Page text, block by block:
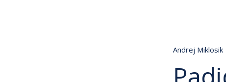
Andrej Miklosik